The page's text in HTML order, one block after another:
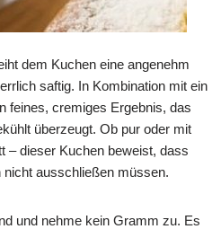
dem Kuchen eine angenehm
saftig. In Kombination mit ein
feines, cremiges Ergebnis, das
überzeugt. Ob pur oder mit
– dieser Kuchen beweist, dass
ausschließen müssen.
und nehme kein Gramm zu. Es